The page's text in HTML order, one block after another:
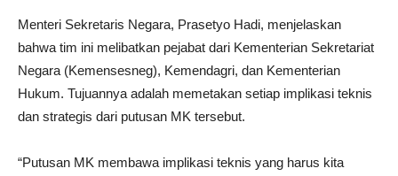
Menteri Sekretaris Negara, Prasetyo Hadi, menjelaskan
bahwa tim ini melibatkan pejabat dari Kementerian Sekretariat
Negara (Kemensesneg), Kemendagri, dan Kementerian
Hukum. Tujuannya adalah memetakan setiap implikasi teknis
dan strategis dari putusan MK tersebut.
“Putusan MK membawa implikasi teknis yang harus kita